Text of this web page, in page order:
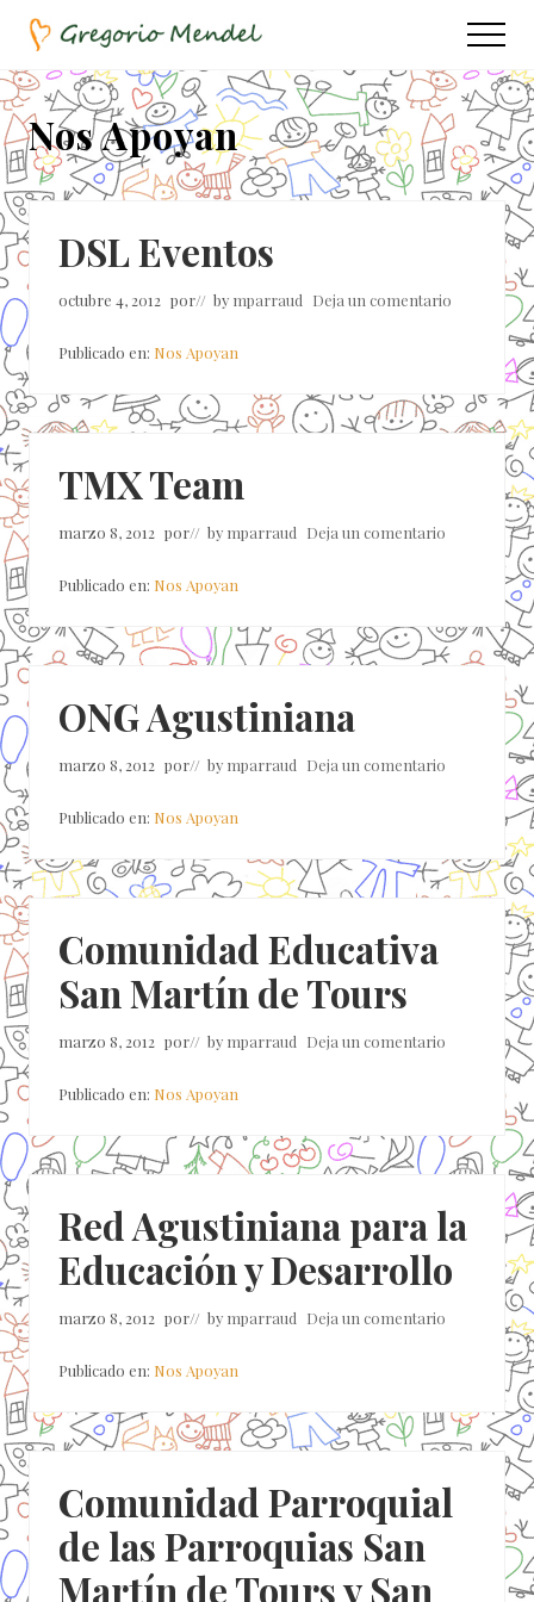
Menu
Saltar
contenido
principal
Saltar
la
barra
lateral
principal
Asociación
Civil
Menu
Nos Apoyan
DSL Eventos
octubre 4, 2012 por// by mparraud Deja un comentario
Publicado en: Nos Apoyan
TMX Team
marzo 8, 2012 por// by mparraud Deja un comentario
Publicado en: Nos Apoyan
ONG Agustiniana
marzo 8, 2012 por// by mparraud Deja un comentario
Publicado en: Nos Apoyan
Comunidad Educativa
San Martín de Tours
marzo 8, 2012 por// by mparraud Deja un comentario
Publicado en: Nos Apoyan
Red Agustiniana para la
Educación y Desarrollo
marzo 8, 2012 por// by mparraud Deja un comentario
Publicado en: Nos Apoyan
Comunidad Parroquial
de las Parroquias San
Martín de Tours y San